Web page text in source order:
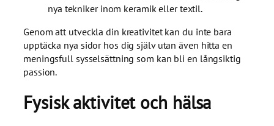
nya tekniker inom keramik eller textil.
Genom att utveckla din kreativitet kan du inte bara
upptäcka nya sidor hos dig själv utan även hitta en
meningsfull sysselsättning som kan bli en långsiktig
passion.
Fysisk aktivitet och hälsa